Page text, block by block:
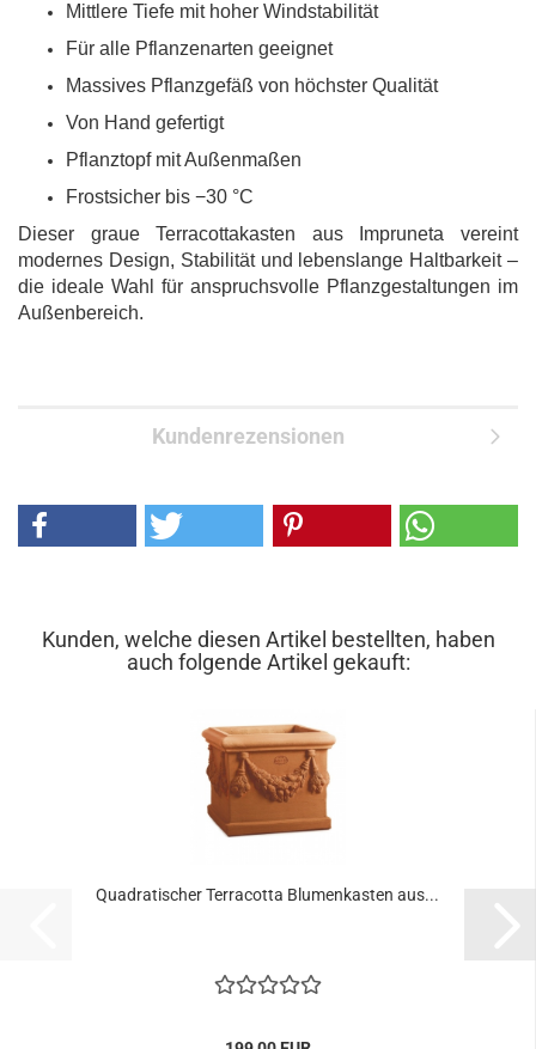
Mittlere Tiefe mit hoher Windstabilität
Für alle Pflanzenarten geeignet
Massives Pflanzgefäß von höchster Qualität
Von Hand gefertigt
Pflanztopf mit Außenmaßen
Frostsicher bis −30 °C
Dieser graue Terracottakasten aus Impruneta vereint
modernes Design, Stabilität und lebenslange Haltbarkeit –
die ideale Wahl für anspruchsvolle Pflanzgestaltungen im
Außenbereich.
Kundenrezensionen
Kunden, welche diesen Artikel bestellten, haben
auch folgende Artikel gekauft:
Quadratischer Terracotta Blumenkasten aus...